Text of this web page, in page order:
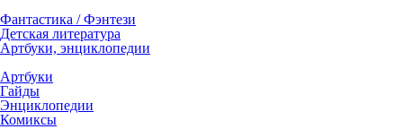
Фантастика / Фэнтези
Детская литература
Артбуки, энциклопедии
Артбуки
Гайды
Энциклопедии
Комиксы